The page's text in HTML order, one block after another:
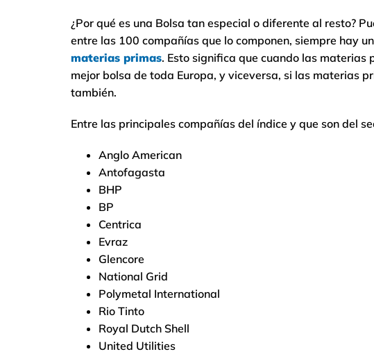
¿Por qué es una Bolsa tan especial o diferente al resto?
entre las 100 compañías que lo componen, siempre hay
materias primas. Esto significa que cuando las materias
mejor bolsa de toda Europa, y viceversa, si las materias
también.
Entre las principales compañías del índice y que son del
Anglo American
Antofagasta
BHP
BP
Centrica
Evraz
Glencore
National Grid
Polymetal International
Rio Tinto
Royal Dutch Shell
United Utilities